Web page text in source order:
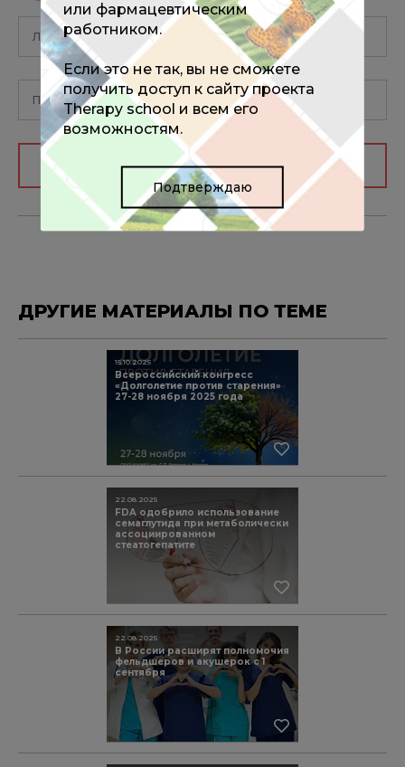
Авторизоваться
ДРУГИЕ МАТЕРИАЛЫ ПО ТЕМЕ
Всероссийский конгресс
«Долголетие против старения»
27-28 ноября 2025 года
15.10.2025
FDA одобрило использование
семаглутида при метаболически
ассоциированном
стеатогепатите
22.08.2025
В России расширят полномочия
фельдшеров и акушерок с 1
сентября
22.08.2025
или фармацевтическим
работником.
Если это не так, вы не сможете
получить доступ к сайту проекта
Therapy school и всем его
возможностям.
Подтверждаю